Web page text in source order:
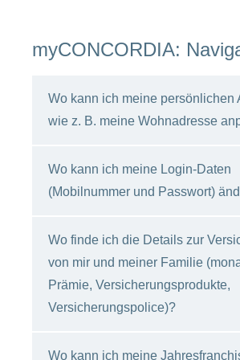
vorhanden, werden die
wieder per Post zugestellt. Falls
bleibt der Zugang zu
Dokumente der ganzen Familie
Kundenportal. In beiden Fällen
Dokumente herunterladen und
myCONCORDIA:
Wo kann ich meine persönlichen
wie z. B. meine Wohnadresse
Ihre persönlichen Angaben
Bereich «Versicherungspolice»
Wo kann ich meine Login-Daten
(Mobilnummer und Passwort)
Die Login-Daten können Sie im
«Login-Daten» ändern.
Wo finde ich die Details zur
von mir und meiner Familie
Prämie, Versicherungsprodukte,
Versicherungspolice)?
Wo kann ich meine